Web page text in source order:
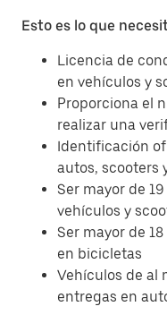
Esto es lo que
Licencia de
en vehículos y
Proporciona el
realizar una
Identificación
autos, scooters
Ser mayor de
vehículos y
Ser mayor de
en bicicletas
Vehículos de al
entregas en